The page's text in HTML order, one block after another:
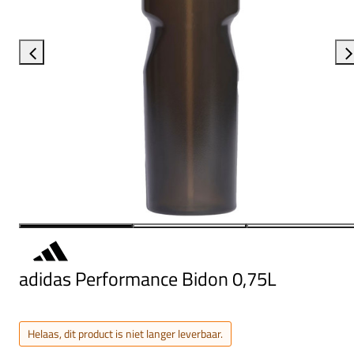
adidas Performance Bidon 0,75L
Helaas, dit product is niet langer leverbaar.